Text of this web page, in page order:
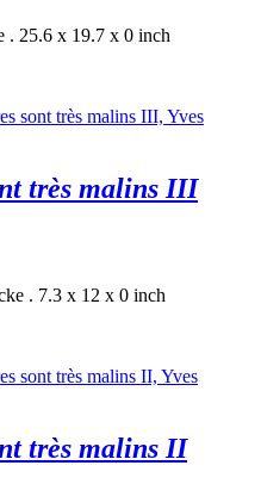
. 25.6 x 19.7 x 0 inch
très malins III
. 7.3 x 12 x 0 inch
très malins II